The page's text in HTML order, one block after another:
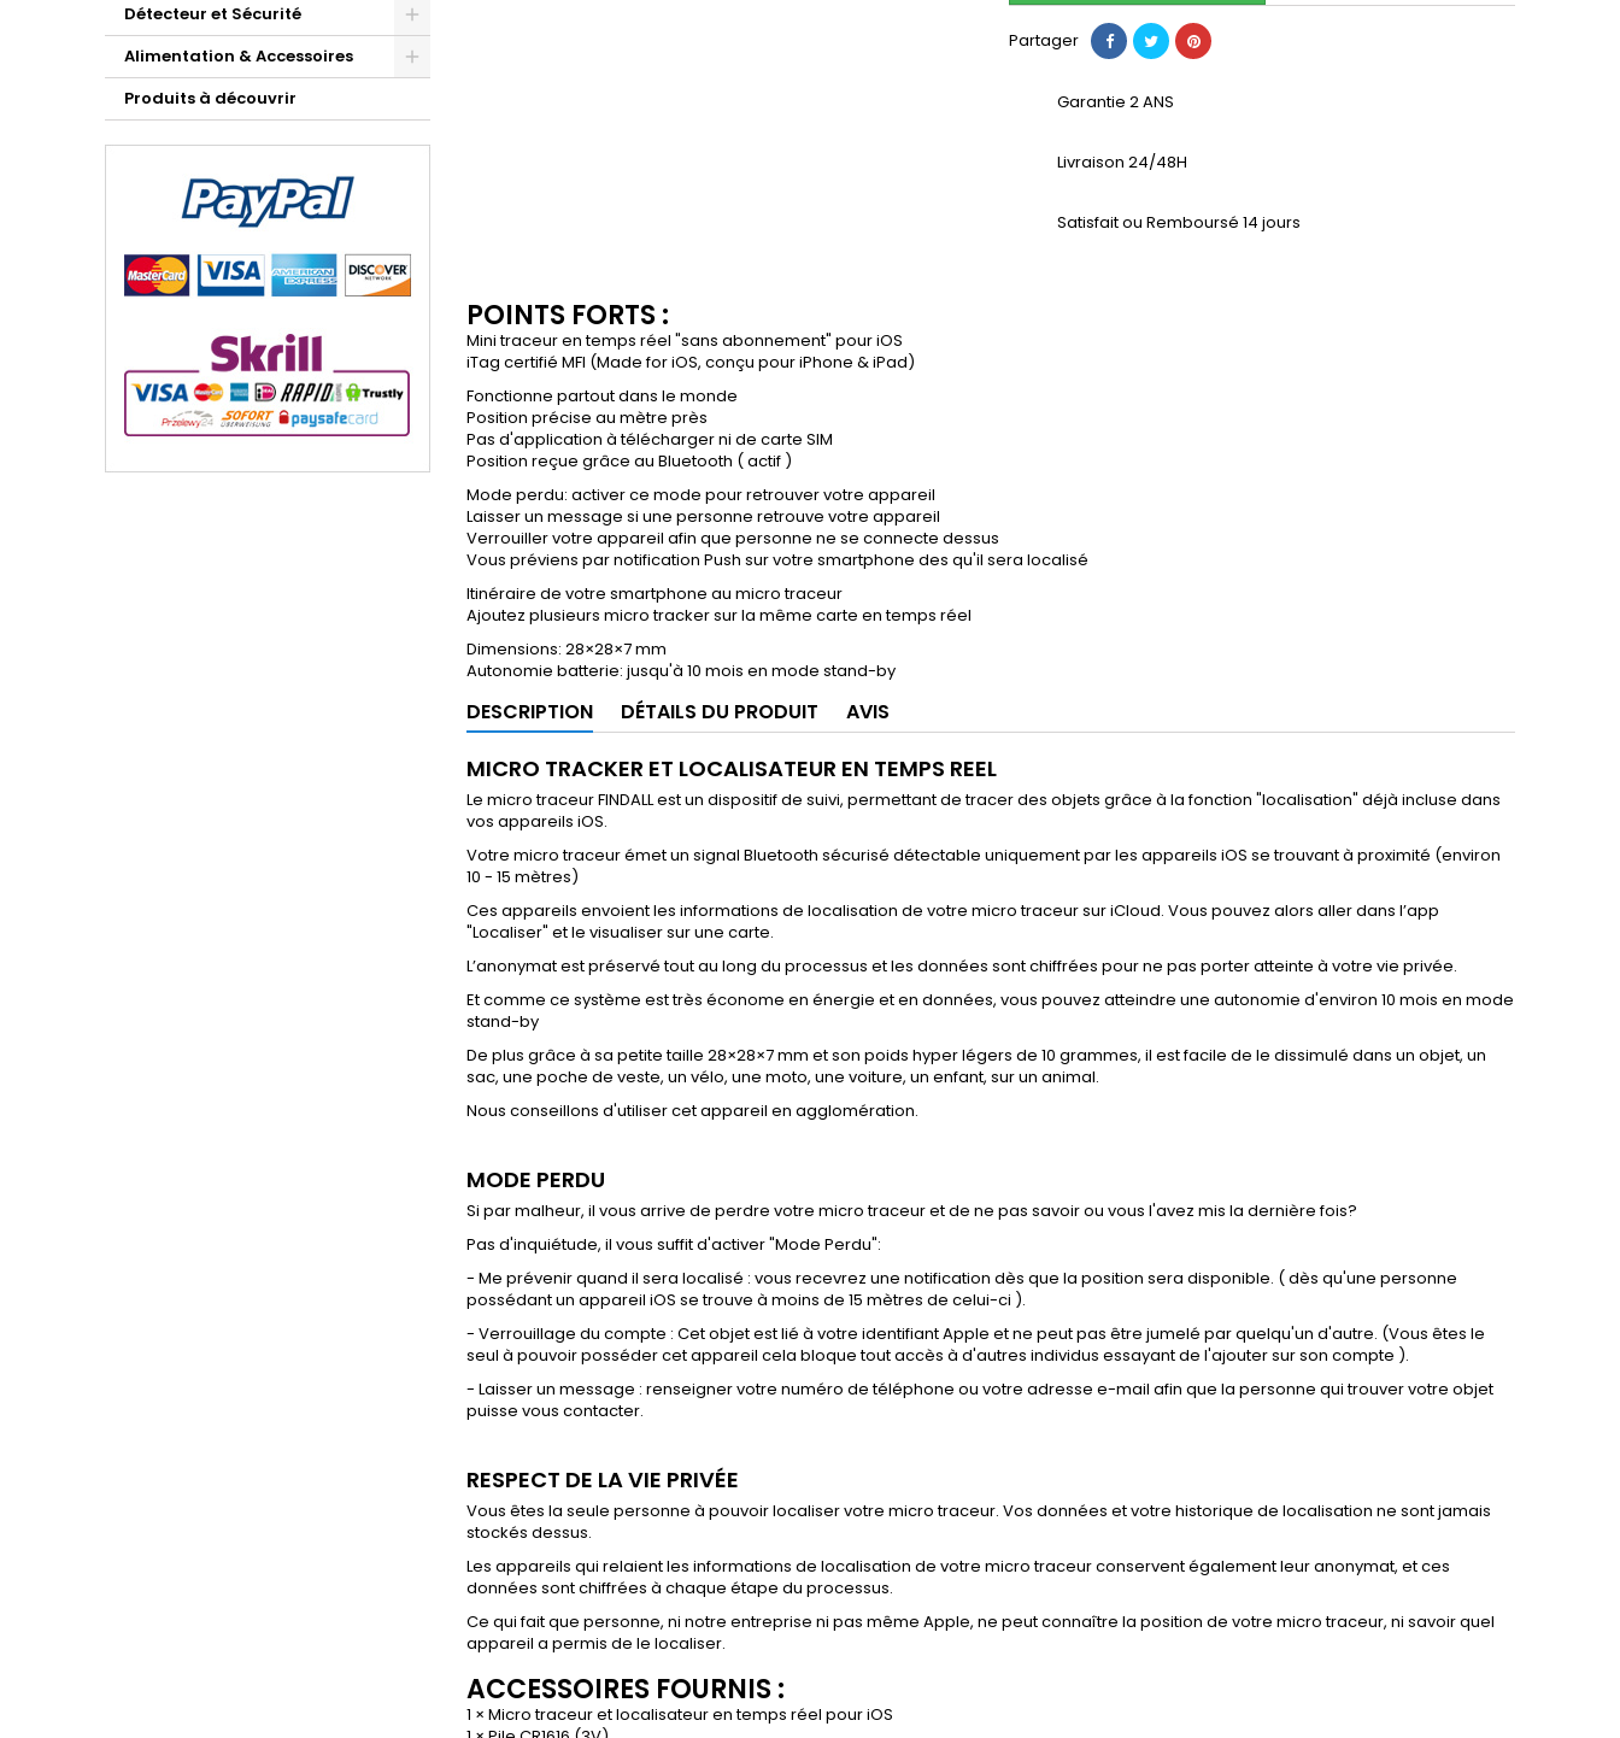
Détecteur et Sécurité
Alimentation & Accessoires
Produits à découvrir
Partager
Garantie 2 ANS
Livraison 24/48H
Satisfait ou Remboursé 14 jours
POINTS FORTS :
Mini traceur en temps réel "sans abonnement" pour iOS
iTag certifié MFI (Made for iOS, conçu pour iPhone & iPad)
Fonctionne partout dans le monde
Position précise au mètre près
Pas d'application à télécharger ni de carte SIM
Position reçue grâce au Bluetooth ( actif )
Mode perdu: activer ce mode pour retrouver votre appareil
Laisser un message si une personne retrouve votre appareil
Verrouiller votre appareil afin que personne ne se connecte dessus
Vous préviens par notification Push sur votre smartphone des qu'il sera localisé
Itinéraire de votre smartphone au micro traceur
Ajoutez plusieurs micro tracker sur la même carte en temps réel
Dimensions: 28×28×7 mm
Autonomie batterie: jusqu'à 10 mois en mode stand-by
DESCRIPTION DÉTAILS DU PRODUIT AVIS
MICRO TRACKER ET LOCALISATEUR EN TEMPS REEL
Le micro traceur FINDALL est un dispositif de suivi, permettant de tracer des objets grâce à la fonction "localisation" déjà incluse dans
vos appareils iOS.
Votre micro traceur émet un signal Bluetooth sécurisé détectable uniquement par les appareils iOS se trouvant à proximité (environ
10 - 15 mètres)
Ces appareils envoient les informations de localisation de votre micro traceur sur iCloud. Vous pouvez alors aller dans l’app
"Localiser" et le visualiser sur une carte.
L’anonymat est préservé tout au long du processus et les données sont chiffrées pour ne pas porter atteinte à votre vie privée.
Et comme ce système est très économe en énergie et en données, vous pouvez atteindre une autonomie d'environ 10 mois en mode
stand-by
De plus grâce à sa petite taille 28×28×7 mm et son poids hyper légers de 10 grammes, il est facile de le dissimulé dans un objet, un
sac, une poche de veste, un vélo, une moto, une voiture, un enfant, sur un animal.
Nous conseillons d'utiliser cet appareil en agglomération.
MODE PERDU
Si par malheur, il vous arrive de perdre votre micro traceur et de ne pas savoir ou vous l'avez mis la dernière fois?
Pas d'inquiétude, il vous suffit d'activer "Mode Perdu":
- Me prévenir quand il sera localisé : vous recevrez une notification dès que la position sera disponible. ( dès qu'une personne
possédant un appareil iOS se trouve à moins de 15 mètres de celui-ci ).
- Verrouillage du compte : Cet objet est lié à votre identifiant Apple et ne peut pas être jumelé par quelqu'un d'autre. (Vous êtes le
seul à pouvoir posséder cet appareil cela bloque tout accès à d'autres individus essayant de l'ajouter sur son compte ).
- Laisser un message : renseigner votre numéro de téléphone ou votre adresse e-mail afin que la personne qui trouver votre objet
puisse vous contacter.
RESPECT DE LA VIE PRIVÉE
Vous êtes la seule personne à pouvoir localiser votre micro traceur. Vos données et votre historique de localisation ne sont jamais
stockés dessus.
Les appareils qui relaient les informations de localisation de votre micro traceur conservent également leur anonymat, et ces
données sont chiffrées à chaque étape du processus.
Ce qui fait que personne, ni notre entreprise ni pas même Apple, ne peut connaître la position de votre micro traceur, ni savoir quel
appareil a permis de le localiser.
ACCESSOIRES FOURNIS :
1 × Micro traceur et localisateur en temps réel pour iOS